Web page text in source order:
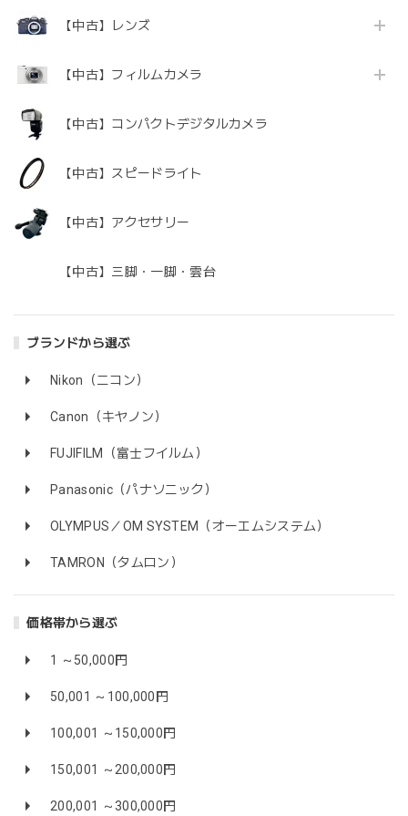
【中古】レンズ
【中古】フィルムカメラ
【中古】コンパクトデジタルカメラ
【中古】スピードライト
【中古】アクセサリー
【中古】三脚・一脚・雲台
ブランドから選ぶ
Nikon（ニコン）
Canon（キヤノン）
FUJIFILM（富士フイルム）
Panasonic（パナソニック）
OLYMPUS／OM SYSTEM（オーエムシステム）
TAMRON（タムロン）
価格帯から選ぶ
1 ～50,000円
50,001 ～100,000円
100,001 ～150,000円
150,001 ～200,000円
200,001 ～300,000円